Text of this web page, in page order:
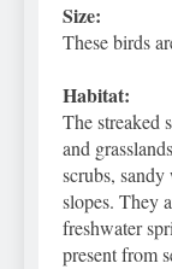
Size:
These birds
Habitat:
The streaked
and
scrubs,
slopes. They
freshwater
present from